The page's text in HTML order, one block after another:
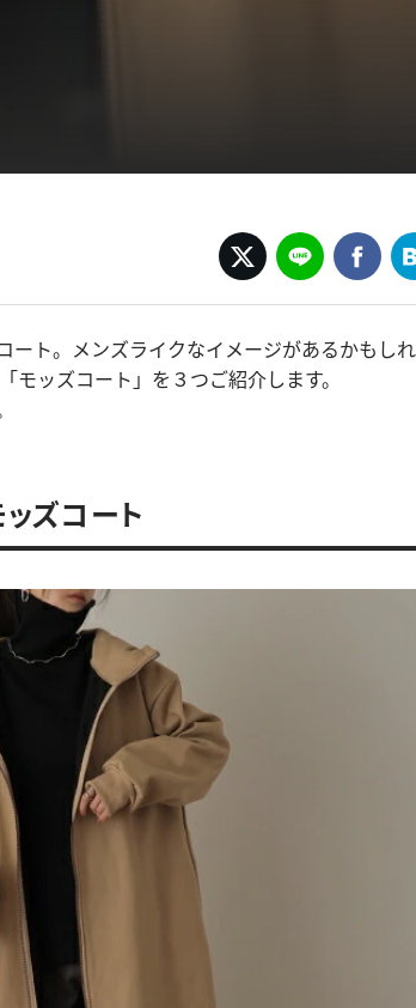
ート。メンズライクなイメージがあるかもし
ッズコート」を３つご紹介します。
ズコート